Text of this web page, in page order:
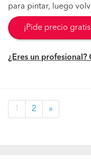
para pintar, luego
¡Pide precio
¿Eres un profesional?
1 2 »